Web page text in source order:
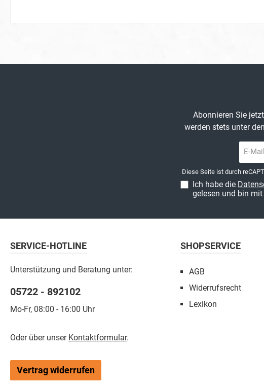
Abonnieren Sie
werden stets unter
Diese Seite ist durch
Ich habe die
gelesen und bin
SERVICE-HOTLINE
Unterstützung und Beratung unter:
05722 - 892102
Mo-Fr, 08:00 - 16:00 Uhr
Oder über unser Kontaktformular.
Vertrag widerrufen
SHOPSERVICE
AGB
Widerrufsrecht
Lexikon